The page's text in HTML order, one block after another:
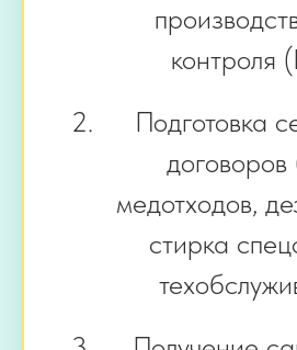
контроля
Подготовка
договоров
медотходов,
стирка